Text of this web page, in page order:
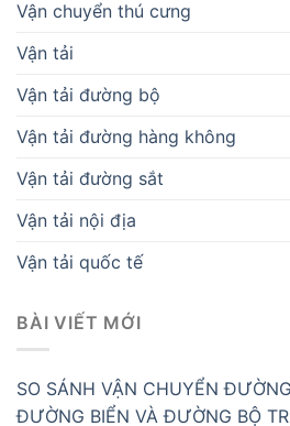
Vận chuyển thú cưng
Vận tải
Vận tải đường bộ
Vận tải đường hàng không
Vận tải đường sắt
Vận tải nội địa
Vận tải quốc tế
BÀI VIẾT MỚI
SO SÁNH VẬN CHUYỂN
ĐƯỜNG BIỂN VÀ ĐƯỜNG BỘ